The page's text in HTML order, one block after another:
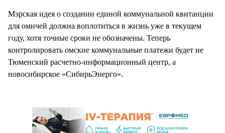
Мэрская идея о создании единой коммунальной квитанции
для омичей должна воплотиться в жизнь уже в текущем
году, хотя точные сроки не обозначены. Теперь
контролировать омские коммунальные платежи будет не
Тюменский расчетно-информационный центр, а
новосибирское «СибирьЭнерго».